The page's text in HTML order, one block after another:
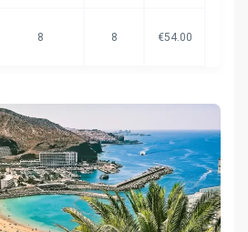
8 8 €54.00